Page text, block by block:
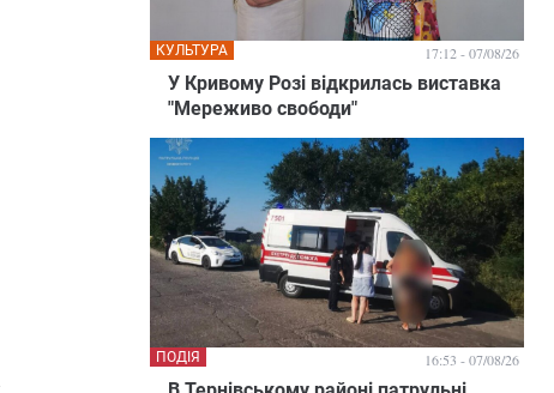
У Кривому Розі відкрилась виставка
"Мереживо свободи"
КУЛЬТУРА 17:12 - 07/08/26
ПОДІЯ 16:53 - 07/08/26